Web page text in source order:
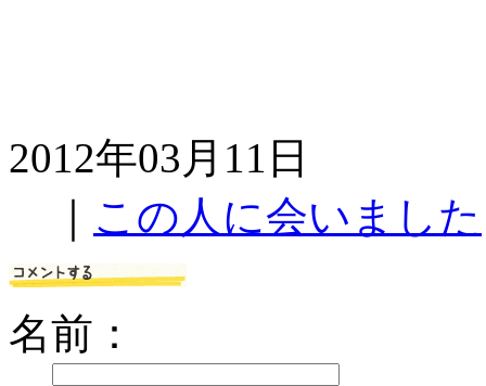
2012年03月11日
この人に会いました
名前：